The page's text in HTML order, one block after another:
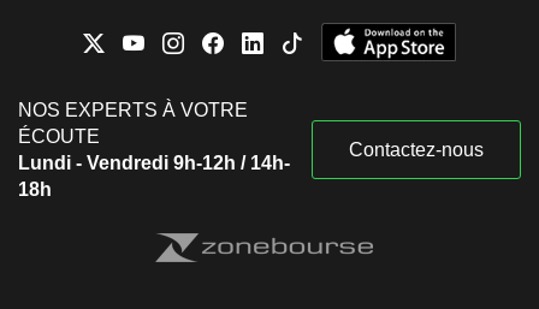
NOS EXPERTS À VOTRE
ÉCOUTE
Lundi - Vendredi 9h-12h / 14h-
18h
Contactez-nous